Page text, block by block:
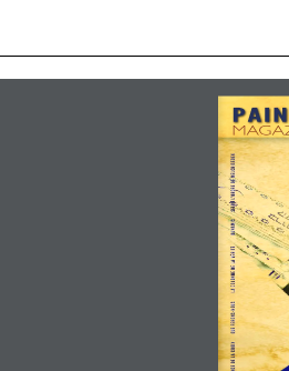
P A I N
S E L O N   L ’ O R D R E   D E   M E L C H I S É D E K
D U N A M I S
L A   C O L O N N E   D E   L A   V É R I T É
Q U E   F E R O N S - N O U S